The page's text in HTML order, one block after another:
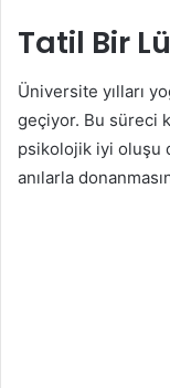
Tatil Bir
Üniversite yılları
geçiyor. Bu süreci
psikolojik iyi oluşu
anılarla